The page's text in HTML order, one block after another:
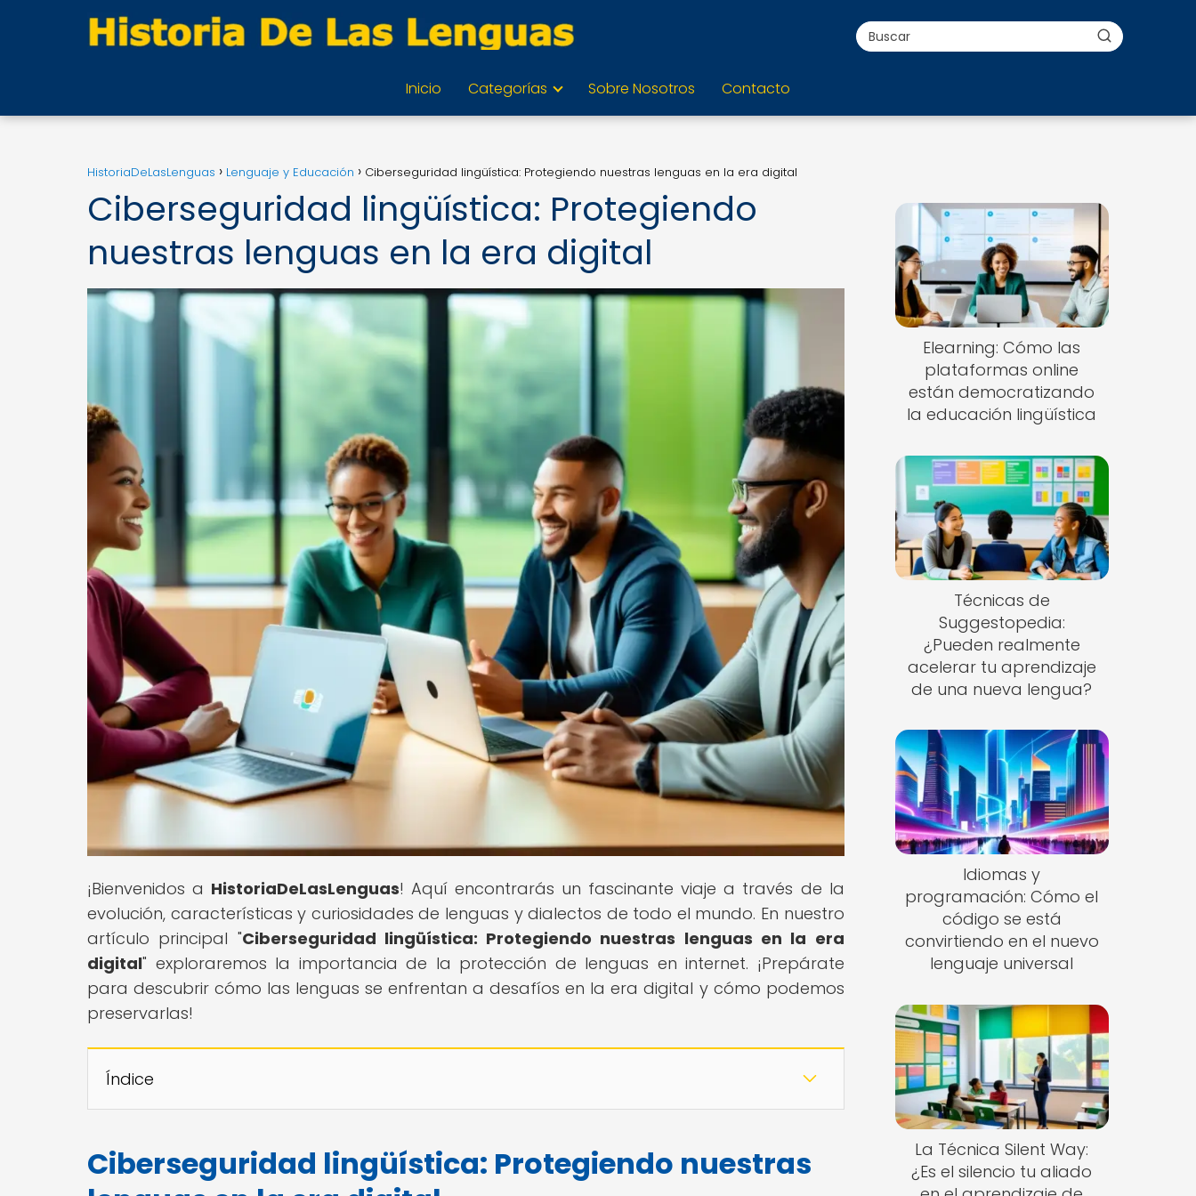
Inicio Categorías Sobre Nosotros Contacto
HistoriaDeLasLenguas Lenguaje y Educación Ciberseguridad lingüística: Protegiendo nuestras lenguas en la era digital
Ciberseguridad lingüística: Protegiendo
nuestras lenguas en la era digital
¡Bienvenidos a HistoriaDeLasLenguas! Aquí encontrarás un fascinante viaje a través de la
evolución, características y curiosidades de lenguas y dialectos de todo el mundo. En nuestro
artículo principal "Ciberseguridad lingüística: Protegiendo nuestras lenguas en la era
digital" exploraremos la importancia de la protección de lenguas en internet. ¡Prepárate
para descubrir cómo las lenguas se enfrentan a desafíos en la era digital y cómo podemos
preservarlas!
Índice
Ciberseguridad lingüística: Protegiendo nuestras
Elearning: Cómo las
plataformas online
están democratizando
la educación lingüística
Técnicas de
Suggestopedia:
¿Pueden realmente
acelerar tu aprendizaje
de una nueva lengua?
Idiomas y
programación: Cómo el
código se está
convirtiendo en el nuevo
lenguaje universal
La Técnica Silent Way:
¿Es el silencio tu aliado